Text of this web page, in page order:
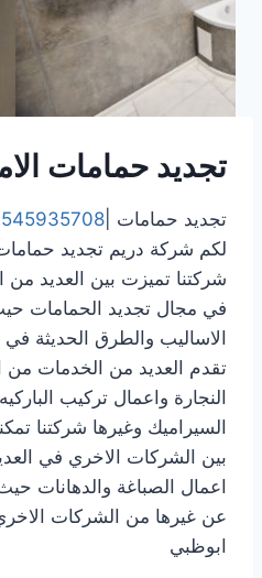
تجديد حمامات
تجديد حمامات | 0545935708 – خصم
لكم شركة دريم تجديد
شركتنا تميزت بين العديد من
في مجال تجديد الحمامات
الاساليب والطرق الحديثة في
تقدم العديد من الخدمات من
النجارة واعمال تركيب
السيراميك وغيرها شركتنا
بين الشركات الاخري في
اعمال الصباغة والدهانات
عن غيرها من الشركات
ابوظبي